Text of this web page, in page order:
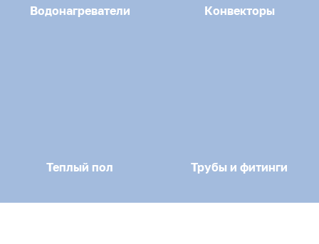
Водонагреватели Конвекторы
Теплый пол Трубы и фитинги